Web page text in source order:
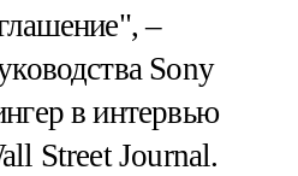
–
Sony
в интервью
Street Journal.